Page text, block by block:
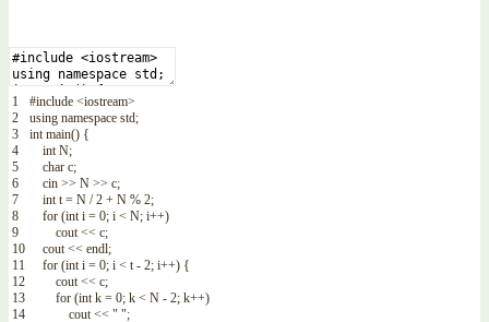
1
2
3
4
5
6
7
8
9
10
11
12
13
14
#include <iostream>
using namespace std;
int main() {
int N;
char c;
cin >> N >> c;
int t = N / 2 + N % 2;
for (int i = 0; i < N; i++)
cout << c;
cout << endl;
for (int i = 0; i < t - 2; i++) {
cout << c;
for (int k = 0; k < N - 2; k++)
cout << " ";